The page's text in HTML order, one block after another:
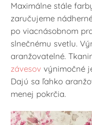
Maximálne stále
zaručujeme
po viacnásobnom
slnečnému svetlu.
aranžovatelné.
závesov výnimočné
Dajú sa ľahko
menej pokrčia.